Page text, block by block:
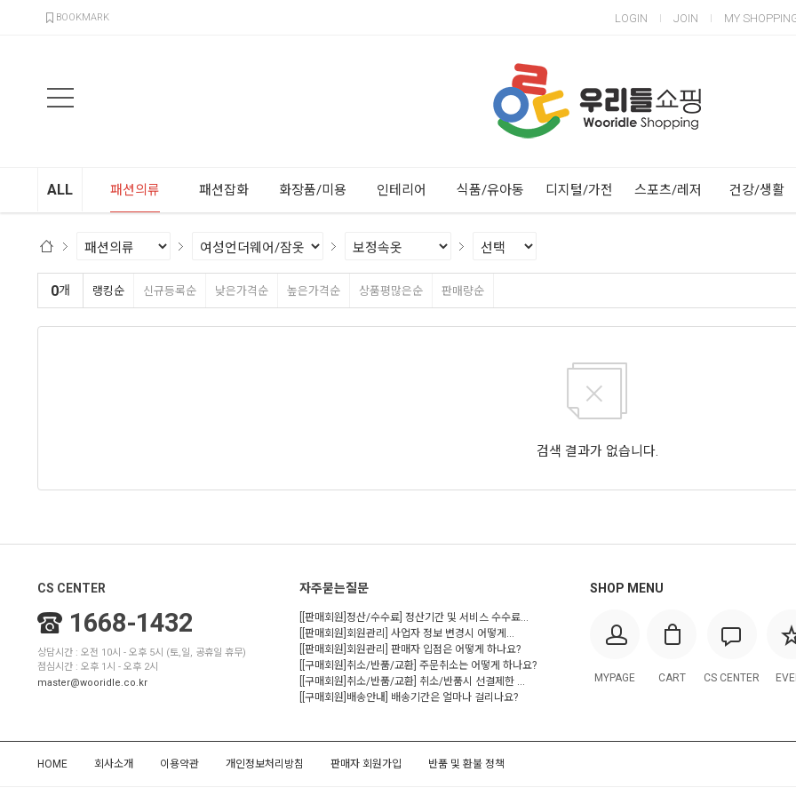
BOOKMARK LOGIN JOIN MY
ALL 패션의류 패션잡화 화장품/미용 인테리어 식품/유아동 디지털/가전 스포츠/레저 건강/생활
0개 랭킹순 신규등록순 낮은가격순 높은가격순 상품평많은순 판매량순
검색 결과가 없습니다.
CS CENTER
1668-1432
상담시간 : 오전 10시 - 오후 5시 (토,일, 공휴일 휴무)
점심시간 : 오후 1시 - 오후 2시
master@wooridle.co.kr
자주묻는질문
[[판매회원]정산/수수료] 정산기간 및 서비스 수수료...
[[판매회원]회원관리] 사업자 정보 변경시 어떻게...
[[판매회원]회원관리] 판매자 입점은 어떻게 하나요?
[[구매회원]취소/반품/교환] 주문취소는 어떻게 하나요?
[[구매회원]취소/반품/교환] 취소/반품시 선결제한 ...
[[구매회원]배송안내] 배송기간은 얼마나 걸리나요?
SHOP MENU
MYPAGE CART CS CENTER
HOME 회사소개 이용약관 개인정보처리방침 판매자 회원가입 반품 및 환불 정책